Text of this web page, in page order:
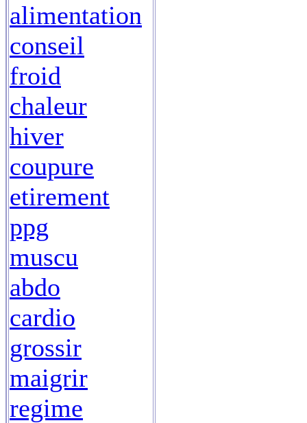
alimentation
conseil
froid
chaleur
hiver
coupure
etirement
ppg
muscu
abdo
cardio
grossir
maigrir
regime